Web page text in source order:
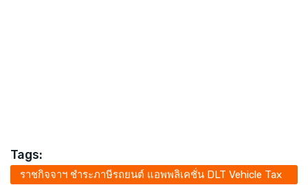
Tags:
ราชกิจจาฯ ชำระภาษีรถยนต์ แอพพลิเคชั่น DLT Vehicle Tax